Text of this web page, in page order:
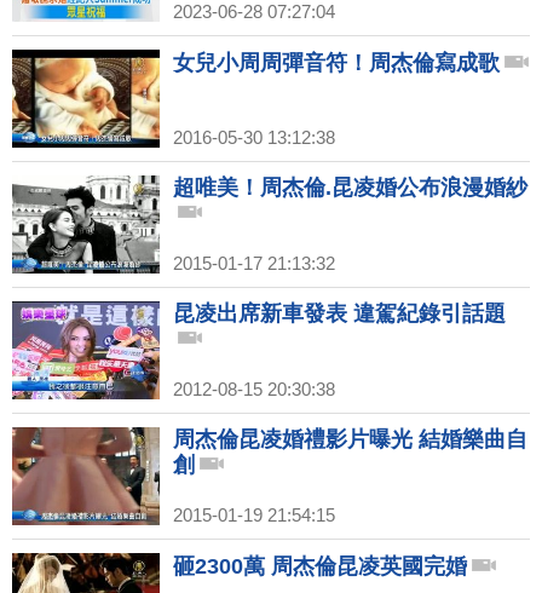
2023-06-28 07:27:04
女兒小周周彈音符！周杰倫寫成歌
2016-05-30 13:12:38
超唯美！周杰倫.昆凌婚公布浪漫婚紗
2015-01-17 21:13:32
昆凌出席新車發表 違駕紀錄引話題
2012-08-15 20:30:38
周杰倫昆凌婚禮影片曝光 結婚樂曲自
創
2015-01-19 21:54:15
砸2300萬 周杰倫昆凌英國完婚